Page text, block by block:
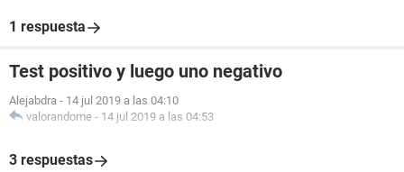
1 respuesta
Test positivo y luego uno negativo
Alejabdra - 14 jul 2019 a las 04:10
valorandome - 14 jul 2019 a las 04:53
3 respuestas